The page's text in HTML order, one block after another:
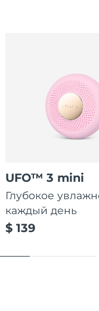
UFO™ 3 mini
Глубокое
каждый день
$ 139